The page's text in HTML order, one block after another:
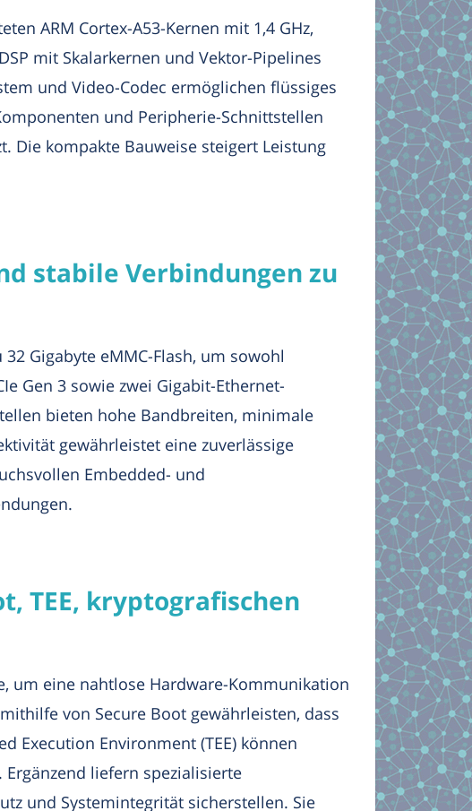
ARM Cortex-A53-Kernen mit 1,4 GHz,
mit Skalarkernen und Vektor-Pipelines
und Video-Codec ermöglichen flüssiges
und Peripherie-Schnittstellen
Die kompakte Bauweise steigert Leistung
stabile Verbindungen zu
Gigabyte eMMC-Flash, um sowohl
Gen 3 sowie zwei Gigabit-Ethernet-
bieten hohe Bandbreiten, minimale
gewährleistet eine zuverlässige
Embedded- und
TEE, kryptografischen
um eine nahtlose Hardware-Kommunikation
von Secure Boot gewährleisten, dass
Execution Environment (TEE) können
liefern spezialisierte
und Systemintegrität sicherstellen. Sie